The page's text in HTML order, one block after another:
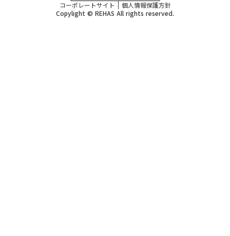
コーポレートサイト
個人情報保護方針
Copylight © REHAS All rights reserved.